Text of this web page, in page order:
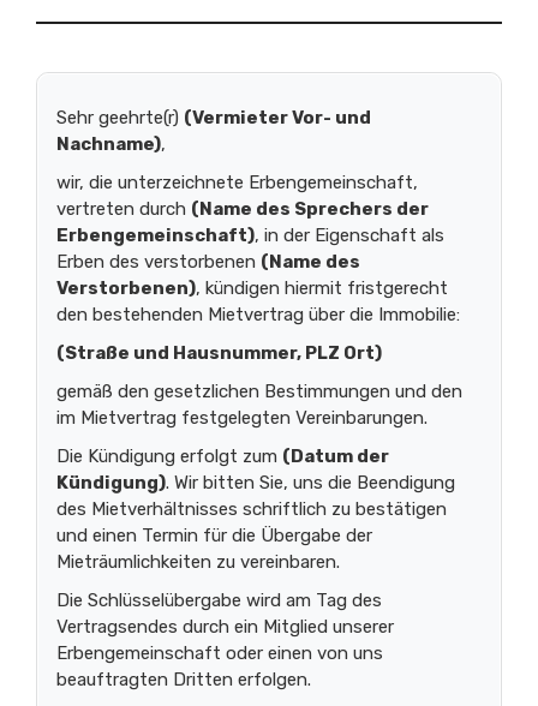
Sehr geehrte(r) (Vermieter Vor- und
Nachname),
wir, die unterzeichnete Erbengemeinschaft,
vertreten durch (Name des Sprechers der
Erbengemeinschaft), in der Eigenschaft als
Erben des verstorbenen (Name des
Verstorbenen), kündigen hiermit fristgerecht
den bestehenden Mietvertrag über die Immobilie:
(Straße und Hausnummer, PLZ Ort)
gemäß den gesetzlichen Bestimmungen und den
im Mietvertrag festgelegten Vereinbarungen.
Die Kündigung erfolgt zum (Datum der
Kündigung). Wir bitten Sie, uns die Beendigung
des Mietverhältnisses schriftlich zu bestätigen
und einen Termin für die Übergabe der
Mieträumlichkeiten zu vereinbaren.
Die Schlüsselübergabe wird am Tag des
Vertragsendes durch ein Mitglied unserer
Erbengemeinschaft oder einen von uns
beauftragten Dritten erfolgen.